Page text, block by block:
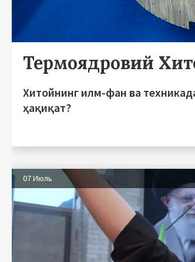
Термоядровий
Хитойнинг илм-фан ва
ҳақиқат?
07 Июль